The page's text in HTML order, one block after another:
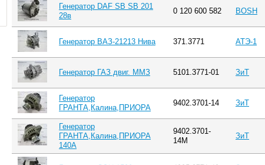
Генератор DAF SB SB 201
28в
0 120 600 582 BOSH
Генератор ВАЗ-21213 Нива 371.3771 АТЭ-1
Генератор ГАЗ двиг. ММЗ 5101.3771-01 ЗиТ
Генератор
ГРАНТА,Калина,ПРИОРА
9402.3701-14 ЗиТ
Генератор
ГРАНТА,Калина,ПРИОРА
140А
9402.3701-
14М
ЗиТ